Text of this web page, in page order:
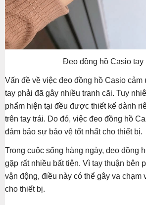
Đeo đồng hồ Casio tay
Vấn đề về việc đeo đồng hồ Casio cảm
tay phải đã gây nhiều tranh cãi. Tuy
phẩm hiện tại đều được thiết kế dành
trên tay trái. Do đó, việc đeo đồng hồ
đảm bảo sự bảo vệ tốt nhất cho thiết bị.
Trong cuộc sống hàng ngày, đeo đồng
gặp rất nhiều bất tiện. Vì tay thuận bên
vận động, điều này có thể gây va chạm
cho thiết bị.